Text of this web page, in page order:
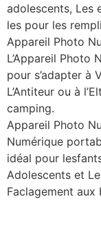
adolescents, Les
les pour les
Appareil Photo
L’Appareil Photo
pour s’adapter à
L’Antiteur ou à
camping.
Appareil Photo
Numérique
idéal pour
Adolescents et
Faclagement aux